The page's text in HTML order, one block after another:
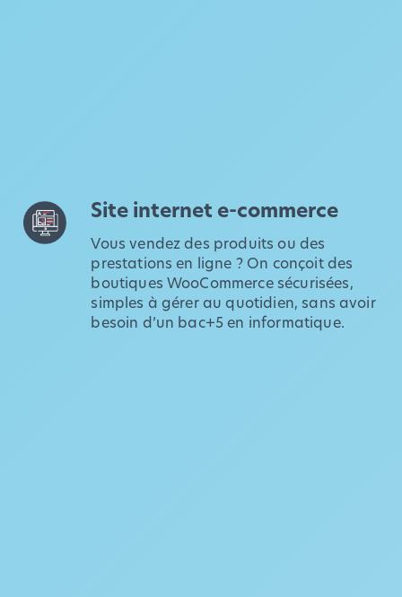
Site internet e-commerce
Vous vendez des produits ou des
prestations en ligne ? On conçoit des
boutiques WooCommerce sécurisées,
simples à gérer au quotidien, sans avoir
besoin d’un bac+5 en informatique.